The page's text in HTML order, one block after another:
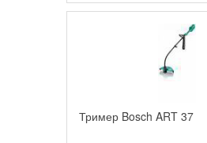
Тример Bosch ART 37